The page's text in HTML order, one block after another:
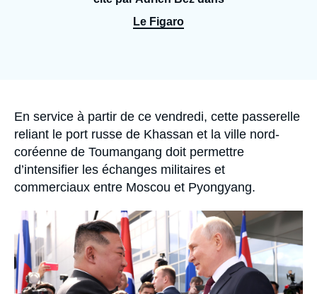
Le Figaro
Accroche
En service à partir de ce vendredi, cette passerelle
reliant le port russe de Khassan et la ville nord-
coréenne de Toumangang doit permettre
d’intensifier les échanges militaires et
commerciaux entre Moscou et Pyongyang.
Image
principale
médiatique